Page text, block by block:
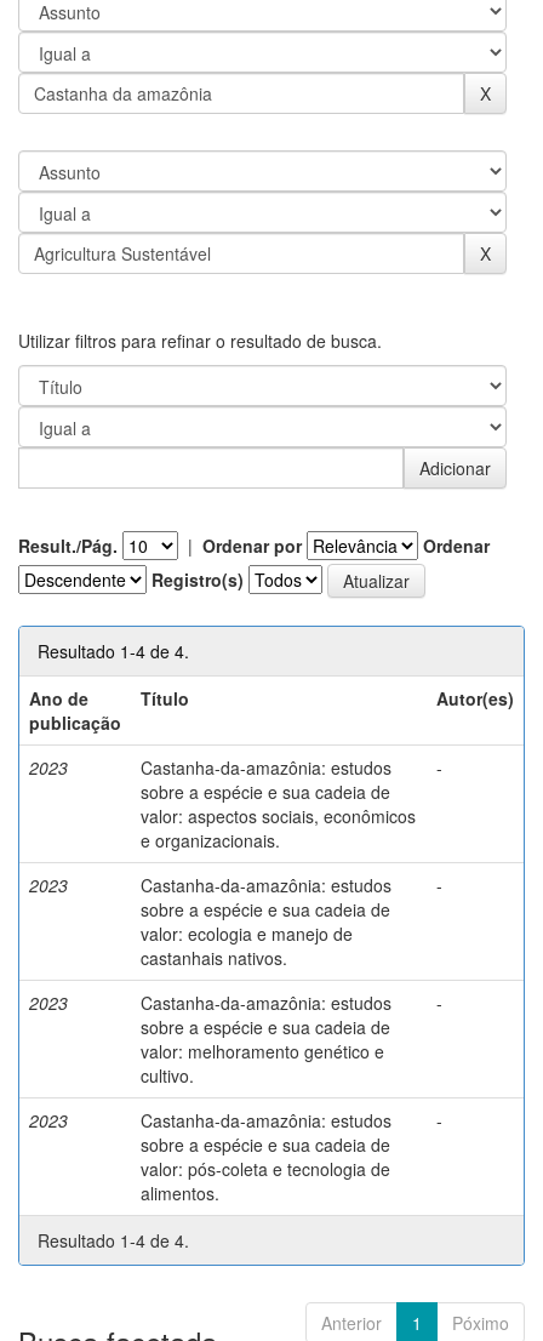
Utilizar filtros para refinar o resultado de busca.
Result./Pág. | Ordenar por
Ordenar
Registro(s)
Resultado 1-4 de 4.
Ano de
publicação
Título Autor(es)
2023
Castanha-da-amazônia: estudos
sobre a espécie e sua cadeia de
valor: aspectos sociais, econômicos
e organizacionais.
-
2023
Castanha-da-amazônia: estudos
sobre a espécie e sua cadeia de
valor: ecologia e manejo de
castanhais nativos.
-
2023
Castanha-da-amazônia: estudos
sobre a espécie e sua cadeia de
valor: melhoramento genético e
cultivo.
-
2023
Castanha-da-amazônia: estudos
sobre a espécie e sua cadeia de
valor: pós-coleta e tecnologia de
alimentos.
-
Resultado 1-4 de 4.
Anterior 1 Póximo